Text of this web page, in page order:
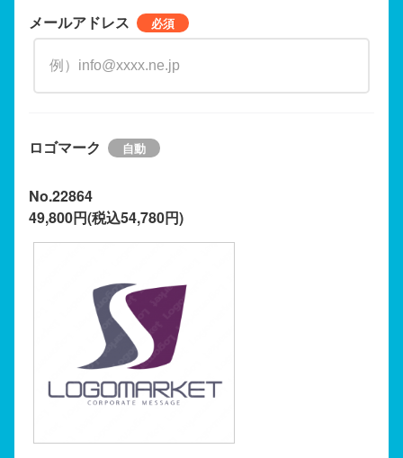
メールアドレス
ロゴマーク
No.22864
49,800円(税込54,780円)